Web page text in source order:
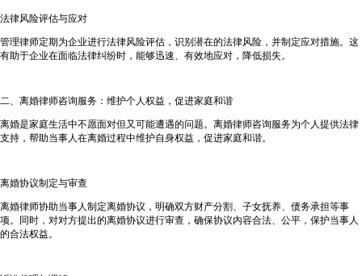
法律风险评估与应对
管理律师定期为企业进行法律风险评估，识别潜在的法律风险，并制定应对措施。这
有助于企业在面临法律纠纷时，能够迅速、有效地应对，降低损失。
二、离婚律师咨询服务：维护个人权益，促进家庭和谐
离婚是家庭生活中不愿面对但又可能遭遇的问题。离婚律师咨询服务为个人提供法律
支持，帮助当事人在离婚过程中维护自身权益，促进家庭和谐。
离婚协议制定与审查
离婚律师协助当事人制定离婚协议，明确双方财产分割、子女抚养、债务承担等事
项。同时，对对方提出的离婚协议进行审查，确保协议内容合法、公平，保护当事人
的合法权益。